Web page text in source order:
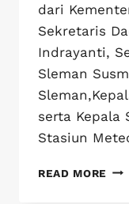
dari
Sekretaris
Indrayanti,
Sleman
serta Kepala
Stasiun
READ MORE